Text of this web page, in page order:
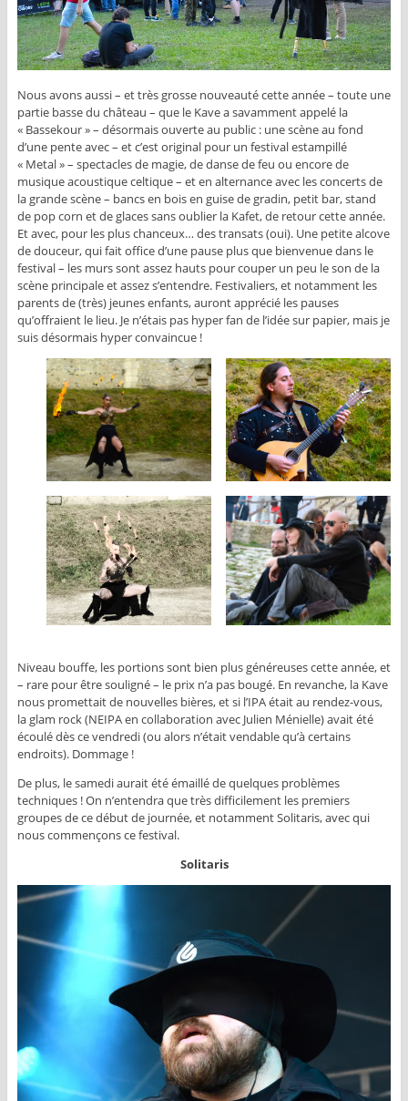
Nous avons aussi – et très grosse nouveauté cette année – toute une
partie basse du château – que le Kave a savamment appelé la
« Bassekour » – désormais ouverte au public : une scène au fond
d’une pente avec – et c’est original pour un festival estampillé
« Metal » – spectacles de magie, de danse de feu ou encore de
musique acoustique celtique – et en alternance avec les concerts de
la grande scène – bancs en bois en guise de gradin, petit bar, stand
de pop corn et de glaces sans oublier la Kafet, de retour cette année.
Et avec, pour les plus chanceux… des transats (oui). Une petite alcove
de douceur, qui fait office d’une pause plus que bienvenue dans le
festival – les murs sont assez hauts pour couper un peu le son de la
scène principale et assez s’entendre. Festivaliers, et notamment les
parents de (très) jeunes enfants, auront apprécié les pauses
qu’offraient le lieu. Je n’étais pas hyper fan de l’idée sur papier, mais je
suis désormais hyper convaincue !
Niveau bouffe, les portions sont bien plus généreuses cette année, et
– rare pour être souligné – le prix n’a pas bougé. En revanche, la Kave
nous promettait de nouvelles bières, et si l’IPA était au rendez-vous,
la glam rock (NEIPA en collaboration avec Julien Ménielle) avait été
écoulé dès ce vendredi (ou alors n’était vendable qu’à certains
endroits). Dommage !
De plus, le samedi aurait été émaillé de quelques problèmes
techniques ! On n’entendra que très difficilement les premiers
groupes de ce début de journée, et notamment Solitaris, avec qui
nous commençons ce festival.
Solitaris